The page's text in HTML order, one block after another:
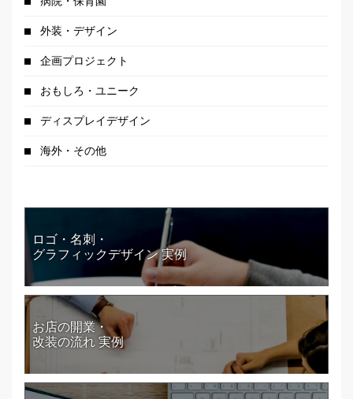
外装・デザイン
企画プロジェクト
おもしろ・ユニーク
ディスプレイデザイン
海外・その他
ロゴ・名刺・
グラフィックデザイン 実例
お店の開業・
改装の流れ 実例